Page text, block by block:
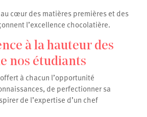
cœur des matières premières et des
l’excellence chocolatière.
à la hauteur des
nos étudiants
à chacun l’opportunité
de perfectionner sa
de l’expertise d’un chef